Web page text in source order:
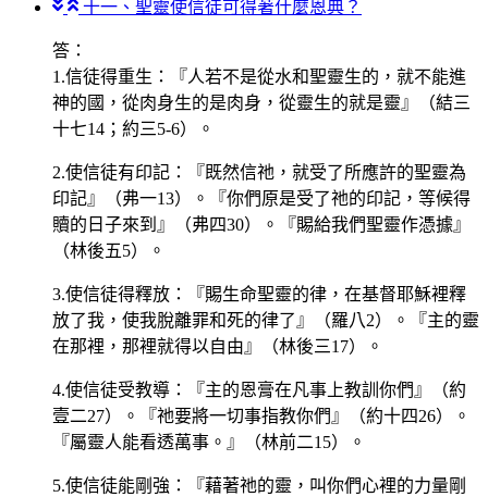
十一、聖靈使信徒可得著什麼恩典？
答：
1.信徒得重生：『人若不是從水和聖靈生的，就不能進
神的國，從肉身生的是肉身，從靈生的就是靈』（結三
十七14；約三5-6）。
2.使信徒有印記：『既然信祂，就受了所應許的聖靈為
印記』（弗一13）。『你們原是受了祂的印記，等候得
贖的日子來到』（弗四30）。『賜給我們聖靈作憑據』
（林後五5）。
3.使信徒得釋放：『賜生命聖靈的律，在基督耶穌裡釋
放了我，使我脫離罪和死的律了』（羅八2）。『主的靈
在那裡，那裡就得以自由』（林後三17）。
4.使信徒受教導：『主的恩膏在凡事上教訓你們』（約
壹二27）。『祂要將一切事指教你們』（約十四26）。
『屬靈人能看透萬事。』（林前二15）。
5.使信徒能剛強：『藉著祂的靈，叫你們心裡的力量剛